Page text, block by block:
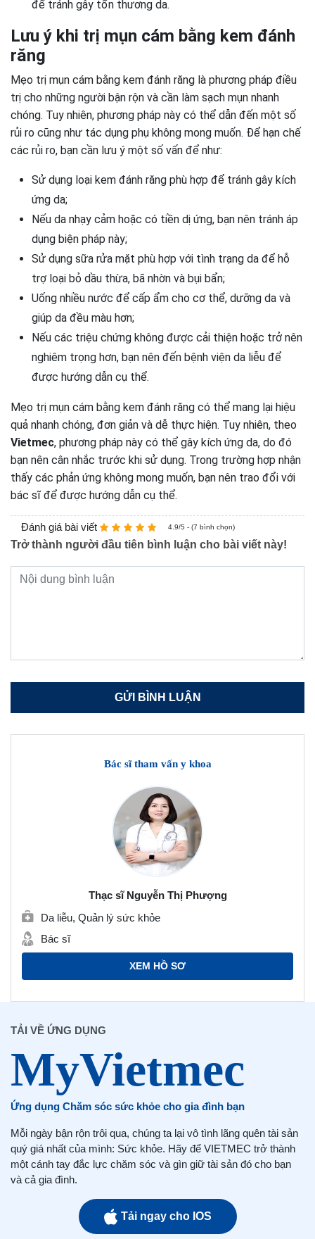
để tránh gây tổn thương da.
Lưu ý khi trị mụn cám bằng kem đánh
răng
Mẹo trị mụn cám bằng kem đánh răng là phương pháp điều
trị cho những người bận rộn và cần làm sạch mụn nhanh
chóng. Tuy nhiên, phương pháp này có thể dẫn đến một số
rủi ro cũng như tác dụng phụ không mong muốn. Để hạn chế
các rủi ro, bạn cần lưu ý một số vấn để như:
Sử dụng loại kem đánh răng phù hợp để tránh gây kích
ứng da;
Nếu da nhạy cảm hoặc có tiền dị ứng, bạn nên tránh áp
dụng biện pháp này;
Sử dụng sữa rửa mặt phù hợp với tình trạng da để hỗ
trợ loại bỏ dầu thừa, bã nhờn và bụi bẩn;
Uống nhiều nước để cấp ẩm cho cơ thể, dưỡng da và
giúp da đều màu hơn;
Nếu các triệu chứng không được cải thiện hoặc trở nên
nghiêm trọng hơn, bạn nên đến bệnh viện da liễu để
được hướng dẫn cụ thể.
Mẹo trị mụn cám bằng kem đánh răng có thể mang lại hiệu
quả nhanh chóng, đơn giản và dễ thực hiện. Tuy nhiên, theo
Vietmec, phương pháp này có thể gây kích ứng da, do đó
bạn nên cân nhắc trước khi sử dụng. Trong trường hợp nhận
thấy các phản ứng không mong muốn, bạn nên trao đổi với
bác sĩ để được hướng dẫn cụ thể.
Đánh giá bài viết 4.9/5 - (7 bình chọn)
Trở thành người đầu tiên bình luận cho bài viết này!
Bác sĩ tham vấn y khoa
Thạc sĩ Nguyễn Thị Phượng
Da liễu, Quản lý sức khỏe
Bác sĩ
XEM HỒ SƠ
TẢI VỀ ỨNG DỤNG
Ứng dụng Chăm sóc sức khỏe cho gia đình bạn
Mỗi ngày bận rộn trôi qua, chúng ta lại vô tình lãng quên tài sản
quý giá nhất của mình: Sức khỏe. Hãy để VIETMEC trở thành
một cánh tay đắc lực chăm sóc và gìn giữ tài sản đó cho bạn
và cả gia đình.
Tải ngay cho IOS